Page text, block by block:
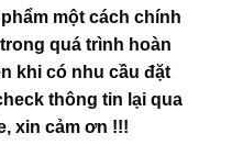
một cách chính
quá trình hoàn
khi có nhu cầu đặt
thông tin lại qua
xin cảm ơn !!!